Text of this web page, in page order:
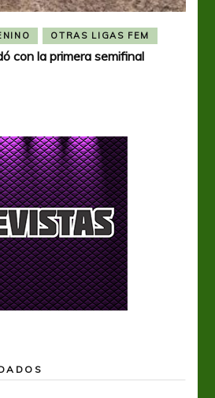
OTRAS LIGAS FEM
con la primera semifinal